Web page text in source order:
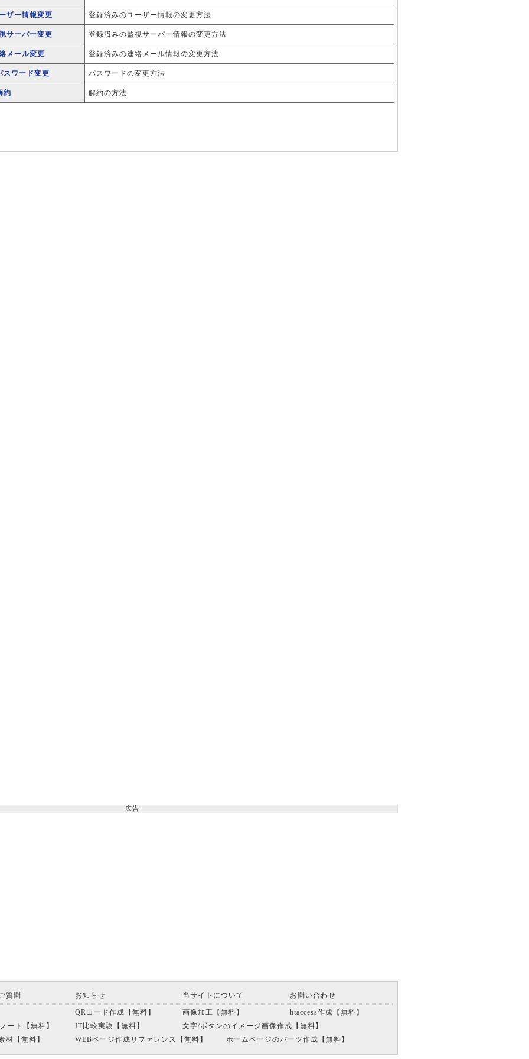
ザー情報変更 登録済みのユーザー情報の変更方法
サーバー変更 登録済みの監視サーバー情報の変更方法
メール変更 登録済みの連絡メール情報の変更方法
ワード変更 パスワードの変更方法
約 解約の方法
広告
質問 お知らせ 当サイトについて お問い合わせ
QRコード作成【無料】 画像加工【無料】
htaccess作成【無料】
ート【無料】
IT比較実験【無料】
文字/ボタンのイメージ画像作成【無料】
材【無料】
WEBページ作成リファレンス【無料】 ホームページのパーツ作成【無料】